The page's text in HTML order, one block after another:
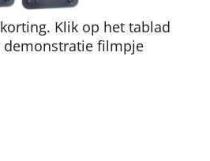
Klik op het tablad
demonstratie filmpje